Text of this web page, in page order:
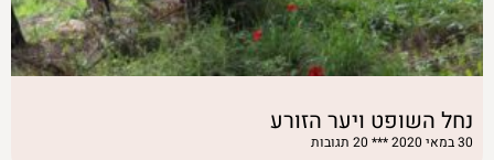
נחל השופט ויער הזורע
30 במאי 2020